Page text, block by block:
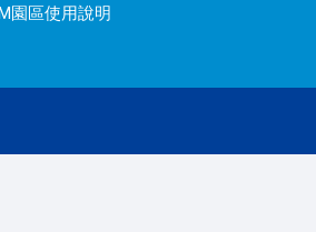
園區使用說明